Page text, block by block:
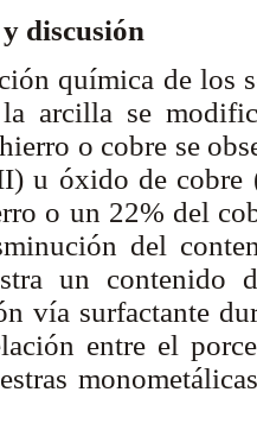
discusión
química de los
arcilla se
o cobre se
u óxido de cobre
o un 22% del
del
un contenido
vía surfactante
entre el